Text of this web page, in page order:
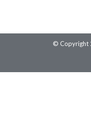
© Copyright